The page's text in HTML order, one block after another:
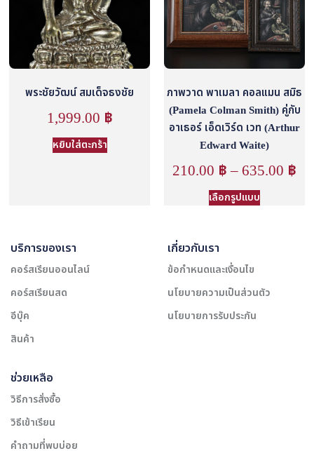
พระชัยวัฒน์ สมเด็จธงชัย
1,999.00 ฿
หยิบใส่ตะกร้า
ภาพวาด พาเมลา คอลแมน สมิธ
(Pamela Colman Smith) คู่กับ
อาเธอร์ เอ็ดเวิร์ด เวท (Arthur
Edward Waite)
210.00 ฿–635.00 ฿
เลือกรูปแบบ
บริการของเรา
คอร์สเรียนออนไลน์
คอร์สเรียนสด
อีบุ๊ค
สินค้า
เกี่ยวกับเรา
ข้อกำหนดและเงื่อนไข
นโยบายความเป็นส่วนตัว
นโยบายการรับประกัน
ช่วยเหลือ
วิธีการสั่งซื้อ
วิธีเข้าเรียน
คำถามที่พบบ่อย